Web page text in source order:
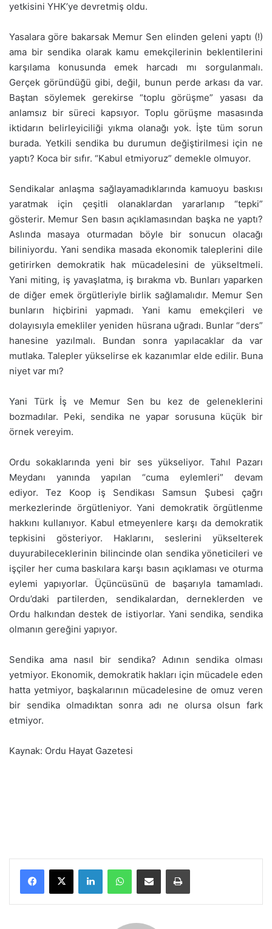
yetkisini YHK’ye devretmiş oldu.
Yasalara göre bakarsak Memur Sen elinden geleni yaptı (!)
ama bir sendika olarak kamu emekçilerinin beklentilerini
karşılama konusunda emek harcadı mı sorgulanmalı.
Gerçek göründüğü gibi, değil, bunun perde arkası da var.
Baştan söylemek gerekirse “toplu görüşme” yasası da
anlamsız bir süreci kapsıyor. Toplu görüşme masasında
iktidarın belirleyiciliği yıkma olanağı yok. İşte tüm sorun
burada. Yetkili sendika bu durumun değiştirilmesi için ne
yaptı? Koca bir sıfır. “Kabul etmiyoruz” demekle olmuyor.
Sendikalar anlaşma sağlayamadıklarında kamuoyu baskısı
yaratmak için çeşitli olanaklardan yararlanıp “tepki”
gösterir. Memur Sen basın açıklamasından başka ne yaptı?
Aslında masaya oturmadan böyle bir sonucun olacağı
biliniyordu. Yani sendika masada ekonomik taleplerini dile
getirirken demokratik hak mücadelesini de yükseltmeli.
Yani miting, iş yavaşlatma, iş bırakma vb. Bunları yaparken
de diğer emek örgütleriyle birlik sağlamalıdır. Memur Sen
bunların hiçbirini yapmadı. Yani kamu emekçileri ve
dolayısıyla emekliler yeniden hüsrana uğradı. Bunlar “ders”
hanesine yazılmalı. Bundan sonra yapılacaklar da var
mutlaka. Talepler yükselirse ek kazanımlar elde edilir. Buna
niyet var mı?
Yani Türk İş ve Memur Sen bu kez de geleneklerini
bozmadılar. Peki, sendika ne yapar sorusuna küçük bir
örnek vereyim.
Ordu sokaklarında yeni bir ses yükseliyor. Tahıl Pazarı
Meydanı yanında yapılan “cuma eylemleri” devam
ediyor. Tez Koop iş Sendikası Samsun Şubesi çağrı
merkezlerinde örgütleniyor. Yani demokratik örgütlenme
hakkını kullanıyor. Kabul etmeyenlere karşı da demokratik
tepkisini gösteriyor. Haklarını, seslerini yükselterek
duyurabileceklerinin bilincinde olan sendika yöneticileri ve
işçiler her cuma baskılara karşı basın açıklaması ve oturma
eylemi yapıyorlar. Üçüncüsünü de başarıyla tamamladı.
Ordu’daki partilerden, sendikalardan, derneklerden ve
Ordu halkından destek de istiyorlar. Yani sendika, sendika
olmanın gereğini yapıyor.
Sendika ama nasıl bir sendika? Adının sendika olması
yetmiyor. Ekonomik, demokratik hakları için mücadele eden
hatta yetmiyor, başkalarının mücadelesine de omuz veren
bir sendika olmadıktan sonra adı ne olursa olsun fark
etmiyor.
Kaynak: Ordu Hayat Gazetesi